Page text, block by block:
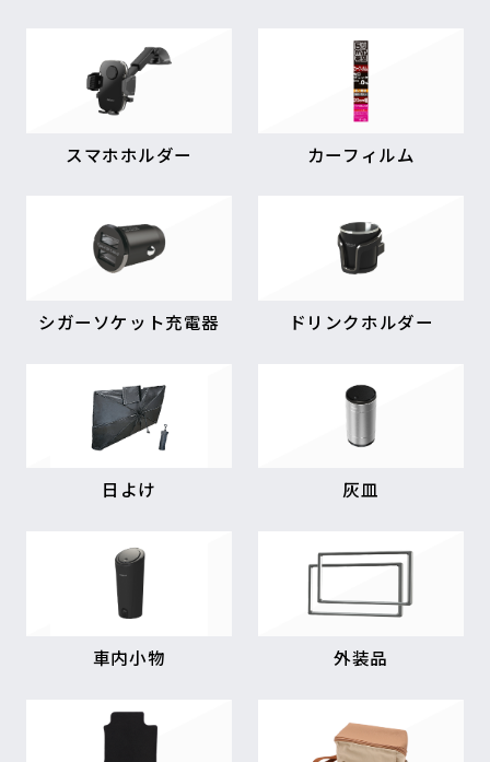
スマホホルダー カーフィルム
シガーソケット充電器 ドリンクホルダー
日よけ 灰皿
車内小物 外装品